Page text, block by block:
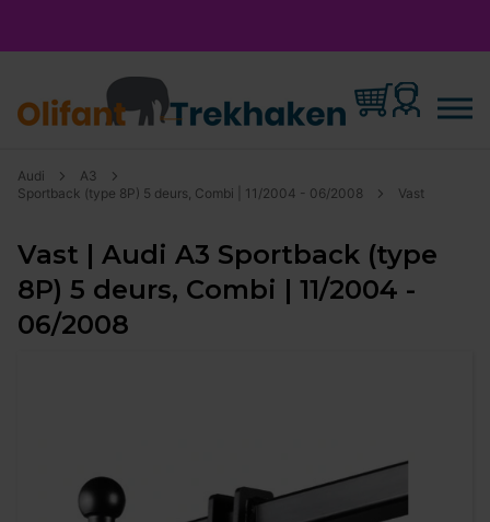
Audi
A3
Sportback (type 8P) 5 deurs, Combi | 11/2004 - 06/2008
Vast
Vast | Audi A3 Sportback (type
8P) 5 deurs, Combi | 11/2004 -
06/2008